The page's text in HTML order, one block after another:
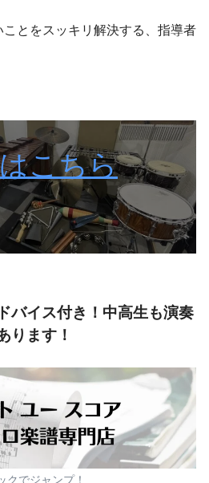
とをスッキリ解決する、指導者
こちら
バイス付き！中高生も演奏
ります！
クでジャンプ！